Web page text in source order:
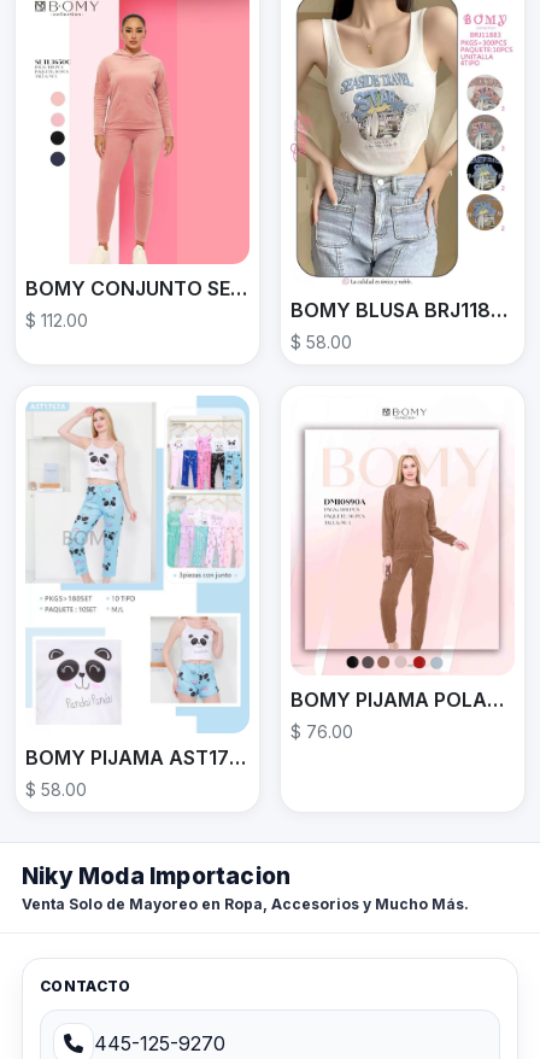
BOMY CONJUNTO SET3650C
$ 112.00 BOMY BLUSA BRJ11883
$ 58.00
BOMY PIJAMA AST1767A
$ 58.00
BOMY PIJAMA POLAR DM10890A
$ 76.00
Niky Moda Importacion
Venta Solo de Mayoreo en Ropa, Accesorios y Mucho Más.
CONTACTO
445-125-9270